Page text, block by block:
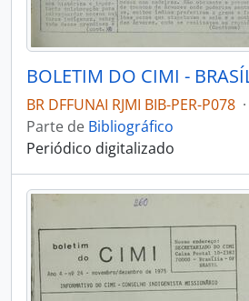
BR DFFUNAI RJMI BIB-PER-P078 ·
Parte de Bibliográfico
Periódico digitalizado